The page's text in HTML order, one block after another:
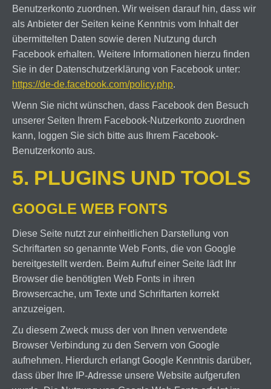
Benutzerkonto zuordnen. Wir weisen darauf hin, dass wir
als Anbieter der Seiten keine Kenntnis vom Inhalt der
übermittelten Daten sowie deren Nutzung durch
Facebook erhalten. Weitere Informationen hierzu finden
Sie in der Datenschutzerklärung von Facebook unter:
https://de-de.facebook.com/policy.php.
Wenn Sie nicht wünschen, dass Facebook den Besuch
unserer Seiten Ihrem Facebook-Nutzerkonto zuordnen
kann, loggen Sie sich bitte aus Ihrem Facebook-
Benutzerkonto aus.
5. PLUGINS UND TOOLS
GOOGLE WEB FONTS
Diese Seite nutzt zur einheitlichen Darstellung von
Schriftarten so genannte Web Fonts, die von Google
bereitgestellt werden. Beim Aufruf einer Seite lädt Ihr
Browser die benötigten Web Fonts in ihren
Browsercache, um Texte und Schriftarten korrekt
anzuzeigen.
Zu diesem Zweck muss der von Ihnen verwendete
Browser Verbindung zu den Servern von Google
aufnehmen. Hierdurch erlangt Google Kenntnis darüber,
dass über Ihre IP-Adresse unsere Website aufgerufen